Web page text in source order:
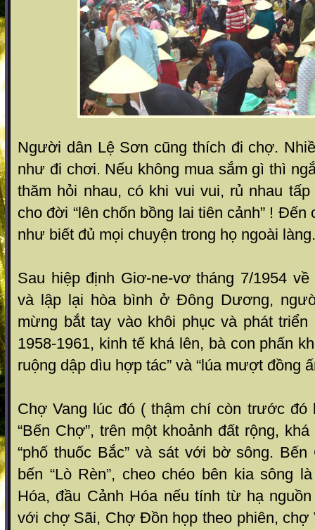
Người dân Lệ Sơn cũng thích đi chợ.
như đi chơi. Nếu không mua sắm gì thì
thăm hỏi nhau, có khi vui vui, rủ nhau
cho đời “lên chốn bồng lai tiên cảnh” !
như biết đủ mọi chuyện trong họ ngoài làng.
Sau hiệp định Giơ-ne-vơ tháng 7/1954
và lập lại hòa bình ở Đông Dương,
mừng bắt tay vào khôi phục và phát
1958-1961, kinh tế khá lên, bà con phấn
ruộng dập dìu hợp tác” và “lúa mượt đồng
Chợ Vang lúc đó ( thậm chí còn trước
“Bến Chợ”, trên một khoảnh đất rộng,
“phố thuốc Bắc” và sát với bờ sông.
bến “Lò Rèn”, cheo chéo bên kia sông
Hóa, đầu Cảnh Hóa nếu tính từ hạ
với chợ Sãi, Chợ Đồn họp theo phiên, chợ